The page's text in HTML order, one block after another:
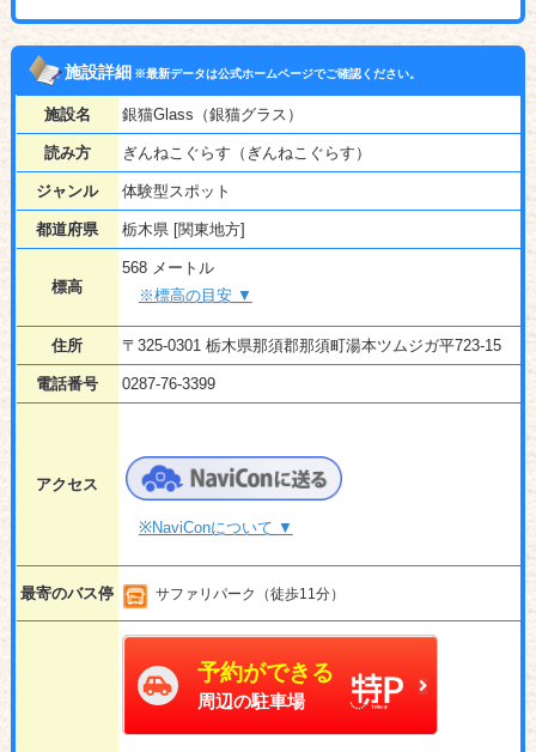
施設詳細※最新データは公式ホームページでご確認ください。
施設名 銀猫Glass（銀猫グラス）
読み方 ぎんねこぐらす（ぎんねこぐらす）
ジャンル 体験型スポット
都道府県 栃木県 [関東地方]
標高
568 メートル
※標高の目安 ▼
住所 〒325-0301 栃木県那須郡那須町湯本ツムジガ平723-15
電話番号 0287-76-3399
アクセス
※NaviConについて ▼
最寄のバス停 サファリパーク（徒歩11分）
予約ができる
周辺の駐車場